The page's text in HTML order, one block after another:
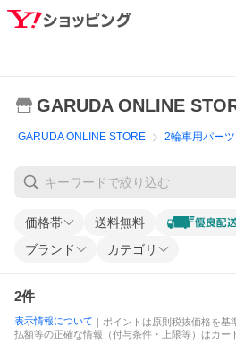
GARUDA ONLINE
GARUDA ONLINE STORE 2輪車用パーツ
価格帯 送料無料
ブランド カテゴリ
2件
表示情報について ｜ポイントは原則税抜価格を
払額等の正確な情報（付与条件・上限等）はカー